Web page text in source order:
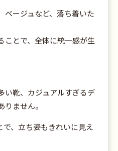
ージュなど、落ち着いた
とで、全体に統一感が生
い靴、カジュアルすぎるデ
ません。
、立ち姿もきれいに見え